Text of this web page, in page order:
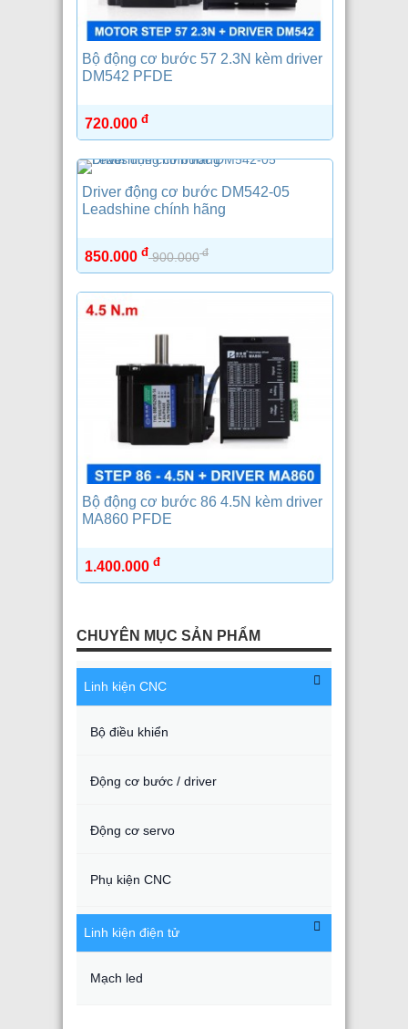
Bộ động cơ bước 57 2.3N kèm driver
DM542 PFDE
720.000 đ
Driver động cơ bước DM542-05
Leadshine chính hãng
850.000 đ900.000đ
Bộ động cơ bước 86 4.5N kèm driver
MA860 PFDE
1.400.000 đ
CHUYÊN MỤC SẢN PHẨM
Linh kiện CNC
Bộ điều khiển
Động cơ bước / driver
Động cơ servo
Phụ kiện CNC
Linh kiện điện tử
Mạch led